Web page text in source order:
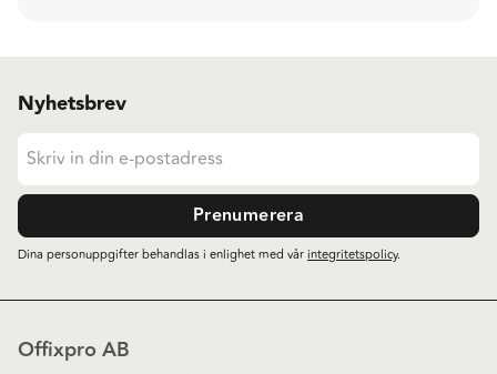
Nyhetsbrev
Prenumerera
Dina personuppgifter behandlas i enlighet med vårintegritetspolicy.
Offixpro AB